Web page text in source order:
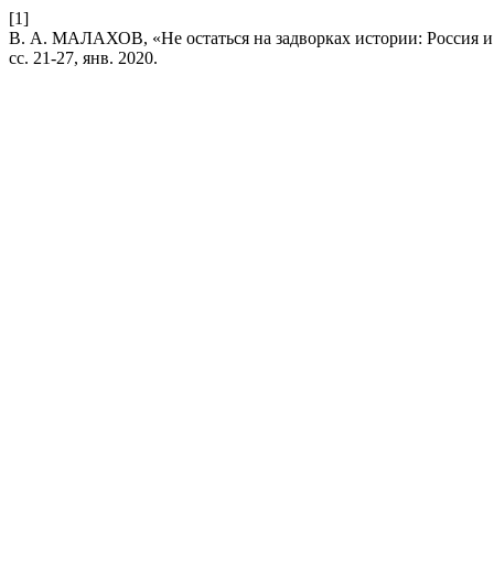
[1]
В. А. МАЛАХОВ, «Не остаться на задворках истории: Россия
сс. 21-27, янв. 2020.